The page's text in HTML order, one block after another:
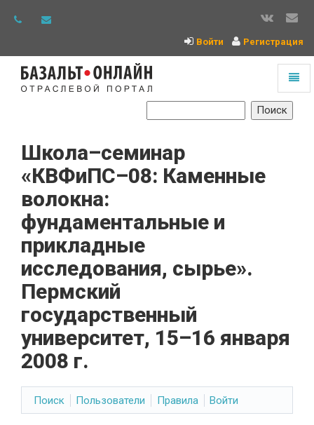
Войти Регистрация
Школа–семинар
«КВФиПС–08: Каменные
волокна:
фундаментальные и
прикладные
исследования, сырье».
Пермский
государственный
университет, 15–16 января
2008 г.
Поиск Пользователи Правила Войти